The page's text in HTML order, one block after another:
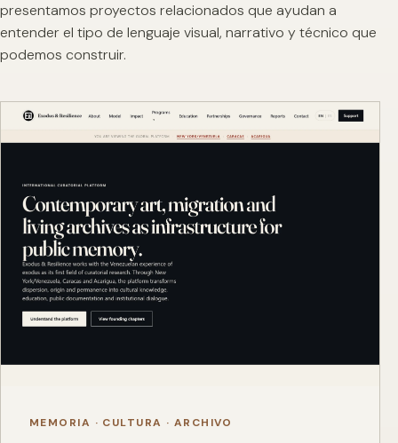
presentamos proyectos relacionados que ayudan a
entender el tipo de lenguaje visual, narrativo y técnico que
podemos construir.
MEMORIA · CULTURA · ARCHIVO